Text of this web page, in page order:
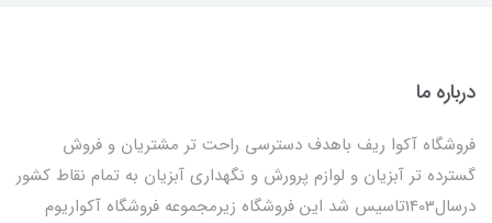
درباره ما
فروشگاه آکوا ریف باهدف دسترسی راحت تر مشتریان و فروش
گسترده تر آبزیان و لوازم پرورش و نگهداری آبزیان به تمام نقاط کشور
درسال1403تاسیس شد این فروشگاه زیرمجموعه فروشگاه آکواریوم